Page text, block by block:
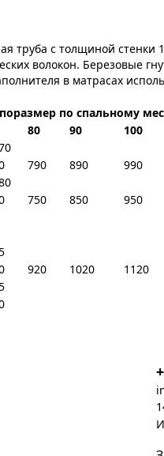
труба с толщиной
волокон. Березовые
в матрасах
по спальному
80 90 100
790 890 990
750 850 950
920 1020 1120